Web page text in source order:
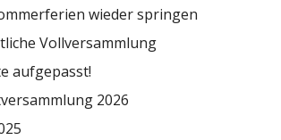
wieder springen
Vollversammlung
aufgepasst!
2026